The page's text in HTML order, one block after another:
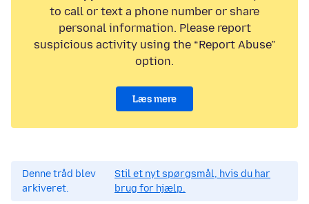
to call or text a phone number or share
personal information. Please report
suspicious activity using the “Report Abuse”
option.
Læs mere
Denne tråd blev
arkiveret.
Stil et nyt spørgsmål, hvis du har
brug for hjælp.